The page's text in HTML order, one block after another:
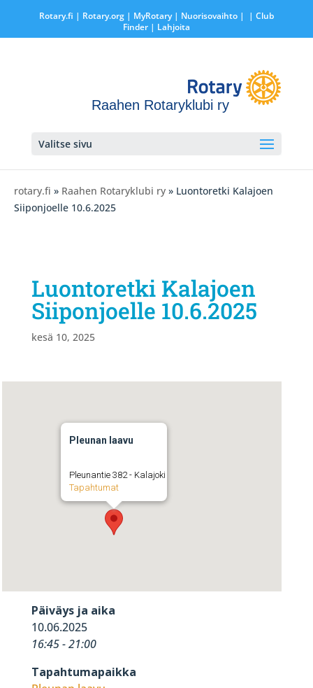
Rotary.fi | Rotary.org| MyRotary | Nuorisovaihto|
| Club
Finder| Lahjoita
Raahen Rotaryklubi ry
Valitse sivu
rotary.fi » Raahen Rotaryklubi ry » Luontoretki Kalajoen
Siiponjoelle 10.6.2025
Luontoretki Kalajoen
Siiponjoelle 10.6.2025
kesä 10, 2025
Pleunan laavu
Pleunantie 382 - Kalajoki
Tapahtumat
Päiväys ja aika
10.06.2025
16:45 - 21:00
Tapahtumapaikka